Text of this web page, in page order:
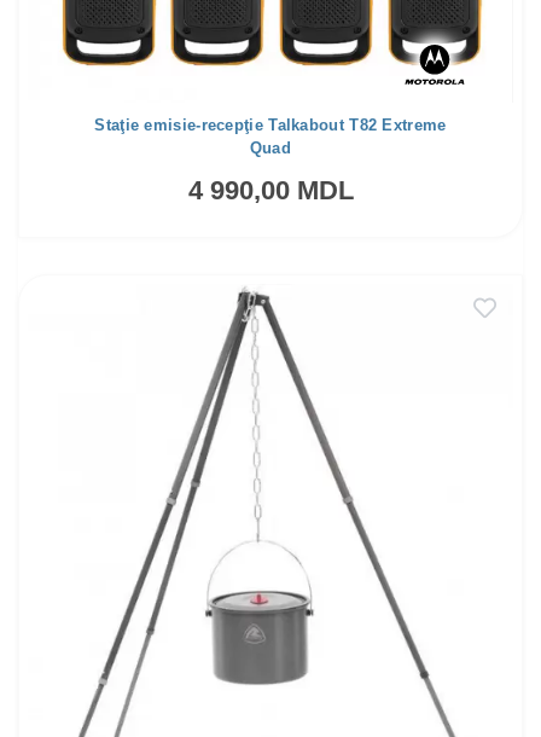
Staţie emisie-recepţie Talkabout T82 Extreme
Quad
4 990,00 MDL